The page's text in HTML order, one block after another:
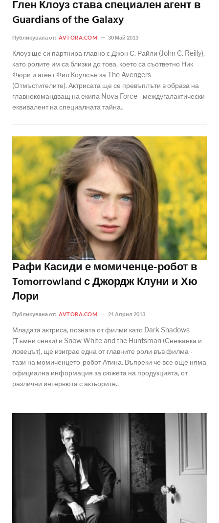
Глен Клоуз става специален агент в
Guardians of the Galaxy
Публикувана от: AVTORA.COM 30 Май 2013
Клоуз ще си партнира главно с Джон С. Райли (John C. Reilly),
като ролите им са близки до това, което са съответно Ник
Фюри и агент Фил Коулсън за The Avengers
(Отмъстителите). Актрисата ще се превъплъти в образа на
главнокомандващ на екипа Nova Force - междугалактически
еквивалент на специалната тайна..
Рафи Касиди е момиченце-робот в
Tomorrowland с Джордж Клуни и Хю
Лори
Публикувана от: AVTORA.COM 21 Април 2013
Младата актриса, позната от филми като Dark Shadows
(Тъмни сенки) и Snow White and the Huntsman (Снежанка и
ловецът), ще изиграе една от главните роли във филма -
тази на момиченцето-робот Атина. Въпреки че все още няма
официална информация за сюжета на продукцията, от
различни интервюта с актьорите..